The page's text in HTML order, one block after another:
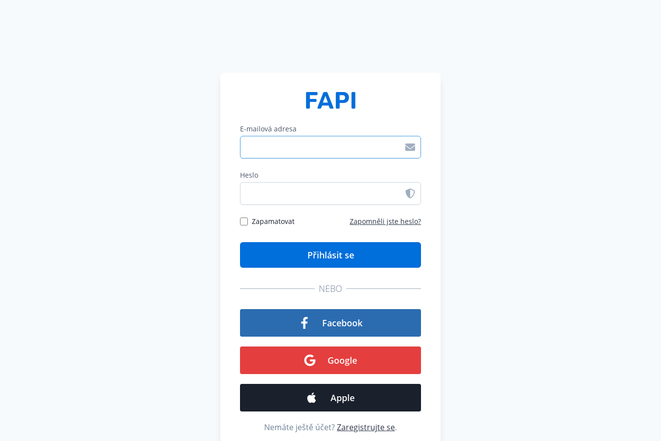
E-mailová adresa
Heslo
Zapamatovat Zapomněli jste heslo?
NEBO
Facebook
Google
Apple
Nemáte ještě účet?Zaregistrujte se.